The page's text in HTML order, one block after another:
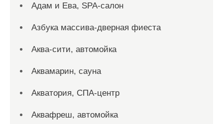
Адам и Ева, SPA-салон
Азбука массива-дверная фиеста
Аква-сити, автомойка
Аквамарин, сауна
Акватория, СПА-центр
Аквафреш, автомойка